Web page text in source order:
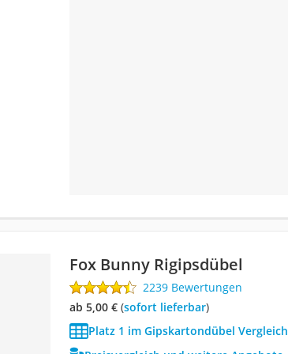
Fox Bunny Rigipsdübel
2239 Bewertungen
ab 5,00 €( Sofort lieferbar)
Platz 1 im Gipskartondübel Vergleich